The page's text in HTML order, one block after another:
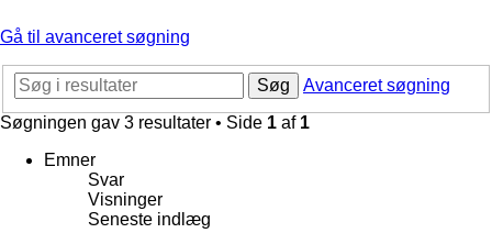
Gå til avanceret søgning
Søg
Avanceret søgning
Søgningen gav 3 resultater • Side 1 af 1
Emner
Svar
Visninger
Seneste indlæg